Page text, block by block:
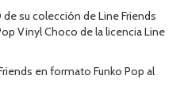
su colección de Line Friends
Vinyl Choco de la licencia Line
en formato Funko Pop al